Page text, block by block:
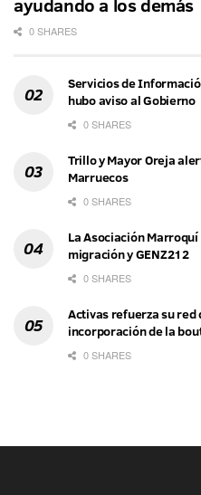
0 SHARES
Servicios de
hubo aviso al Gobierno
0 SHARES
Trillo y Mayor Oreja
Marruecos
0 SHARES
La Asociación
migración y GENZ212
0 SHARES
Activas refuerza su red
incorporación de la
0 SHARES